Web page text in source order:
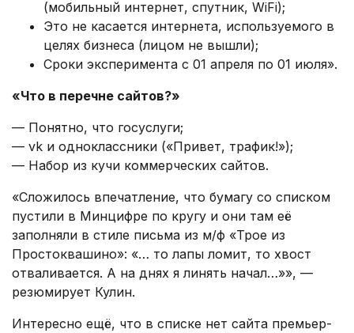
(мобильный интернет, спутник, WiFi);
Это не касается интернета, используемого в
целях бизнеса (лицом не вышли);
Сроки эксперимента с 01 апреля по 01 июля».
«Что в перечне сайтов?»
— Понятно, что госуслуги;
— vk и одноклассники («Привет, трафик!»);
— Набор из кучи коммерческих сайтов.
«Сложилось впечатление, что бумагу со списком
пустили в Минцифре по кругу и они там её
заполняли в стиле письма из м/ф «Трое из
Простоквашино»: «… то лапы ломит, то хвост
отваливается. А на днях я линять начал…»», —
резюмирует Кулин.
Интересно ещё, что в списке нет сайта премьер-